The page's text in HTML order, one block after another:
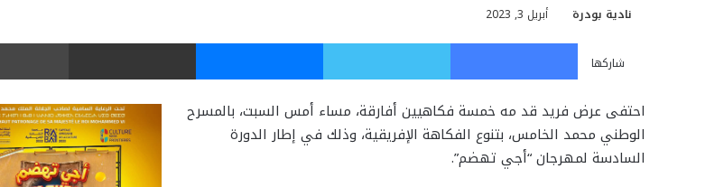
نادية بودرة أبريل 3, 2023
شاركها
فيسبوك تويتر ماسنجر مشاركة عبر البريد
احتفى عرض فريد قد مه خمسة فكاهيين أفارقة، مساء أمس السبت، بالمسرح
الوطني محمد الخامس، بتنوع الفكاهة الإفريقية، وذلك في إطار الدورة
السادسة لمهرجان “أجي تهضم”.